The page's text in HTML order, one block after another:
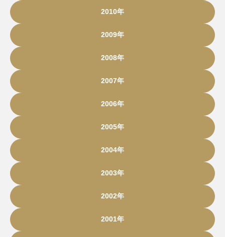
2010年
2009年
2008年
2007年
2006年
2005年
2004年
2003年
2002年
2001年